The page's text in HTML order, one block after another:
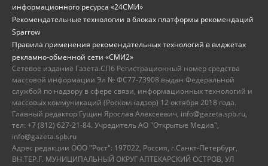
информационного ресурса «24СМИ»
Рекомендательные технологии в блоках платформы рекомендаций
Sparrow
Правила применения рекомендательных технологий в виджетах
рекламно-обменной сети «СМИ2»
Сетевое издание Газета.СПб Регистрационный номер средства
массовой информации Эл № ФС77-73908 выдан Федеральной
службой по надзору в сфере связи, информационных технологий и
массовых коммуникаций (Роскомнадзор) 12 октября 2018 года.
Главный редактор Гущин Ярослав Алексеевич, info@gazeta.spb.ru,
тел: +7 (812) 627-21-84. Учредитель АО "Открытые Медиа",
info@gazeta.spb.ru
Адрес редакции ООО "Рост": 197022, Россия, г.Санкт-Петербург,
ВН.ТЕР.Г. МУНИЦИПАЛЬНЫЙ ОКРУГ АПТЕКАРСКИЙ ОСТРОВ, УЛ